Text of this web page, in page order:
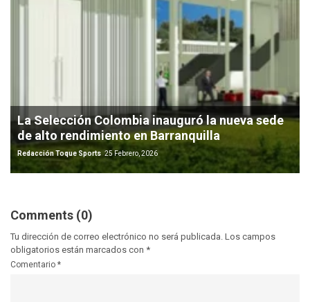
La Selección Colombia inauguró la nueva sede
de alto rendimiento en Barranquilla
Redacción Toque Sports 25 Febrero, 2026
Comments (0)
Tu dirección de correo electrónico no será publicada. Los campos
obligatorios están marcados con *
Comentario *